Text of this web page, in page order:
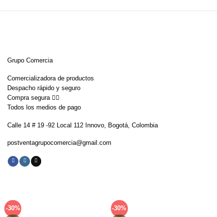
Grupo Comercia
Comercializadora de productos
Despacho rápido y seguro
Compra segura 👇🏼
Todos los medios de pago
Calle 14 # 19 -92 Local 112 Innovo, Bogotá, Colombia
postventagrupocomercia@gmail.com
-30% -30%